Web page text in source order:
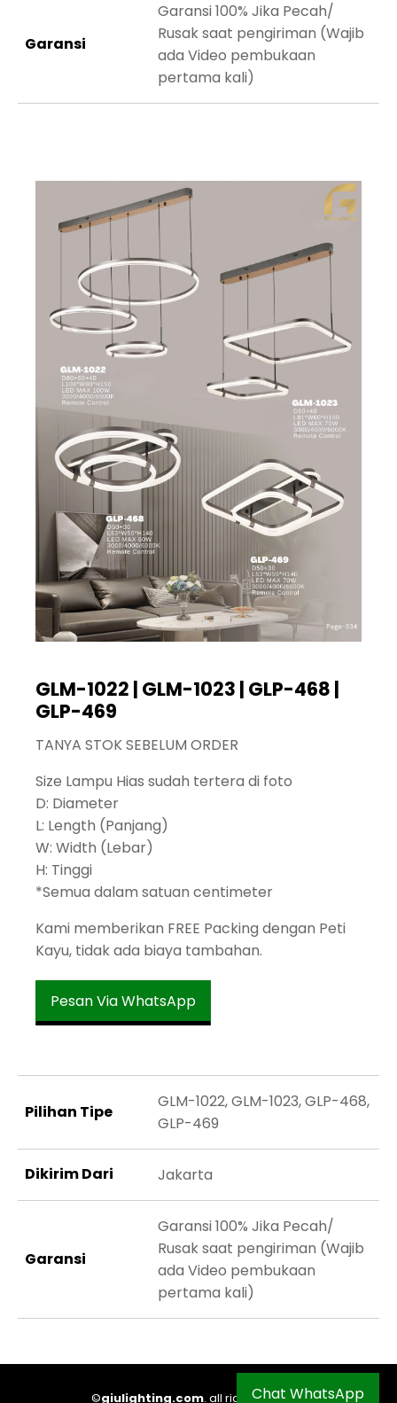
Garansi
Garansi 100% Jika Pecah/
Rusak saat pengiriman (Wajib
ada Video pembukaan
pertama kali)
GLM-1022 | GLM-1023 | GLP-468 |
GLP-469
TANYA STOK SEBELUM ORDER
Size Lampu Hias sudah tertera di foto
D: Diameter
L: Length (Panjang)
W: Width (Lebar)
H: Tinggi
*Semua dalam satuan centimeter
Kami memberikan FREE Packing dengan Peti
Kayu, tidak ada biaya tambahan.
Pesan Via WhatsApp
Pilihan Tipe
GLM-1022, GLM-1023, GLP-468,
GLP-469
Dikirim Dari Jakarta
Garansi
Garansi 100% Jika Pecah/
Rusak saat pengiriman (Wajib
ada Video pembukaan
pertama kali)
©giulighting.com. all right reserved
Chat WhatsApp